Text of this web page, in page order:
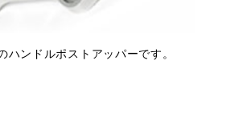
ンドルポストアッパーです。